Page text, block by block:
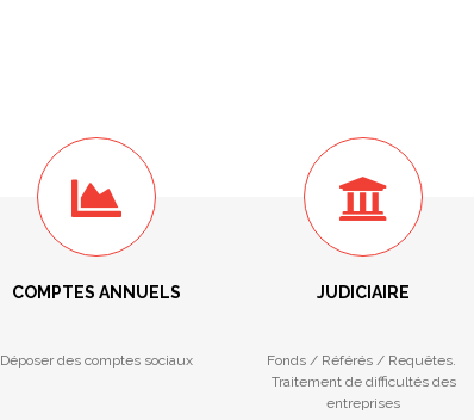
COMPTES ANNUELS
Déposer des comptes sociaux
JUDICIAIRE
Fonds / Référés / Requêtes.
Traitement de difficultés des
entreprises